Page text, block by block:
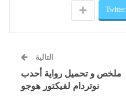
Twitter
التالية
ملخص و تحميل رواية أحدب
نوتردام لفيكتور هوجو